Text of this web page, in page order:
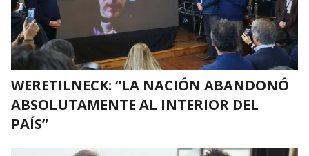
WERETILNECK: “LA NACIÓN ABANDONÓ
ABSOLUTAMENTE AL INTERIOR DEL
PAÍS”